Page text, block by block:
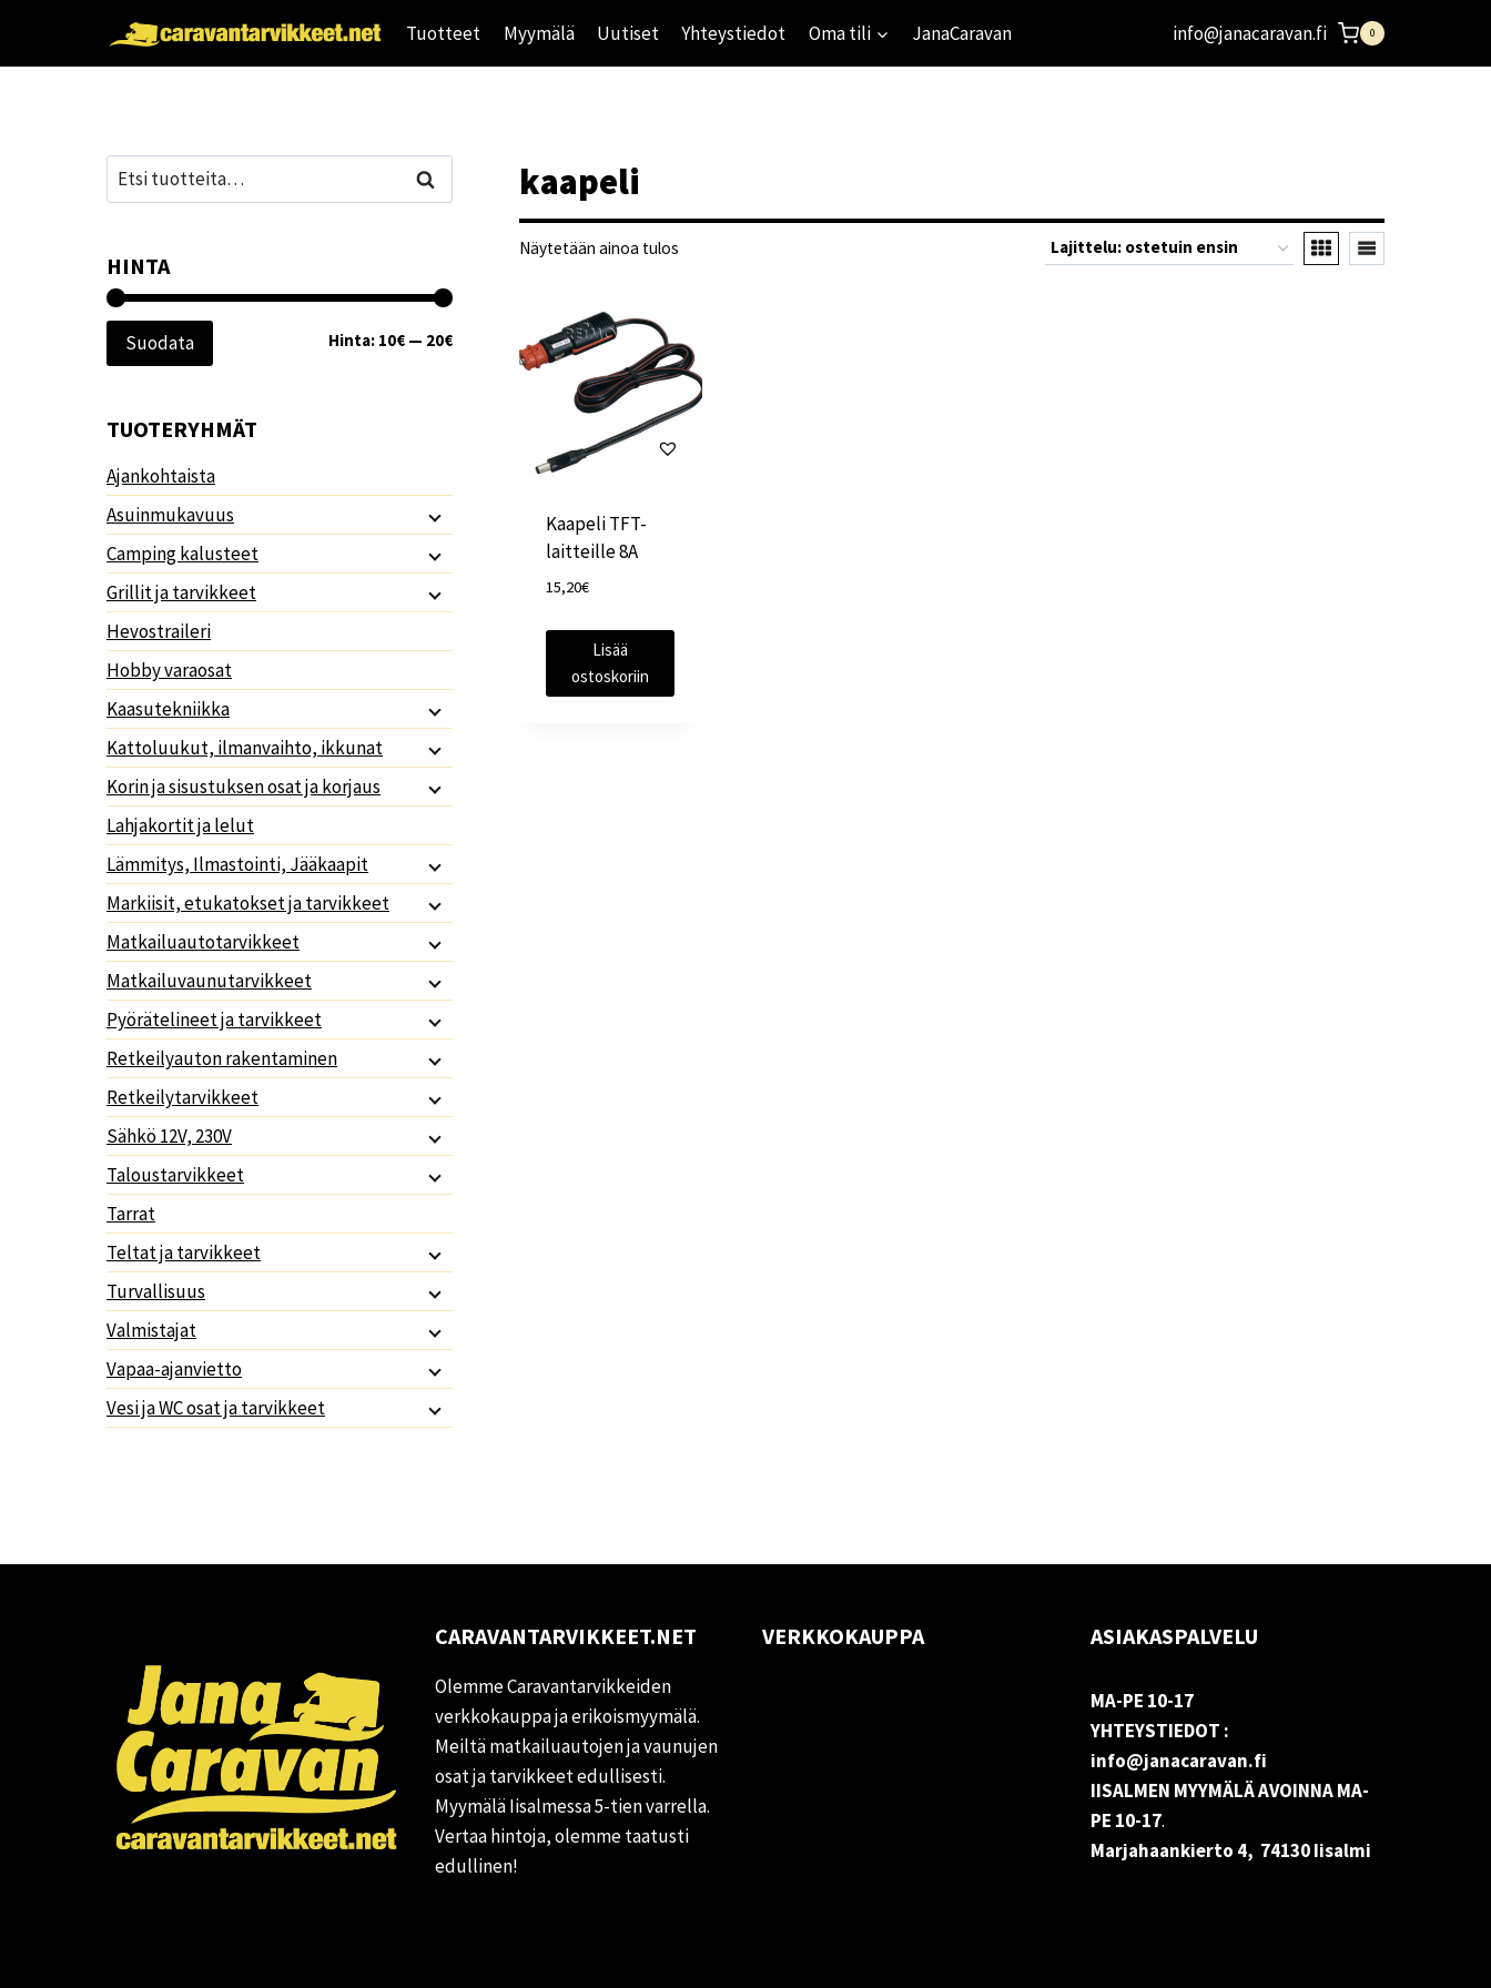
Tuotteet Myymälä Uutiset Yhteystiedot Oma tili JanaCaravan info@janacaravan.fi 0
kaapeli
Näytetään ainoa tulos
Kaapeli TFT-
laitteille 8A
15,20€
Lisää
ostoskoriin
Etsi: Haku
HINTA
Minimihinta
Maksimihinta
Suodata Hinta: 10€ — 20€
TUOTERYHMÄT
Ajankohtaista
Asuinmukavuus
Camping kalusteet
Grillit ja tarvikkeet
Hevostraileri
Hobby varaosat
Kaasutekniikka
Kattoluukut, ilmanvaihto, ikkunat
Korin ja sisustuksen osat ja korjaus
Lahjakortit ja lelut
Lämmitys, Ilmastointi, Jääkaapit
Markiisit, etukatokset ja tarvikkeet
Matkailuautotarvikkeet
Matkailuvaunutarvikkeet
Pyörätelineet ja tarvikkeet
Retkeilyauton rakentaminen
Retkeilytarvikkeet
Sähkö 12V, 230V
Taloustarvikkeet
Tarrat
Teltat ja tarvikkeet
Turvallisuus
Valmistajat
Vapaa-ajanvietto
Vesi ja WC osat ja tarvikkeet
CARAVANTARVIKKEET.NET
Olemme Caravantarvikkeiden
verkkokauppa ja erikoismyymälä.
Meiltä matkailuautojen ja vaunujen
osat ja tarvikkeet edullisesti.
Myymälä Iisalmessa 5-tien varrella.
Vertaa hintoja, olemme taatusti
edullinen!
VERKKOKAUPPA ASIAKASPALVELU
MA-PE 10-17
YHTEYSTIEDOT :
info@janacaravan.fi
IISALMEN MYYMÄLÄ AVOINNA MA-
PE 10-17.
Marjahaankierto 4, 74130 Iisalmi